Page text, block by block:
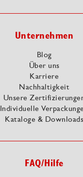
Unternehmen
Blog
Über uns
Karriere
Nachhaltigkeit
Unsere
Individuelle
Kataloge & Downloads
FAQ/Hilfe